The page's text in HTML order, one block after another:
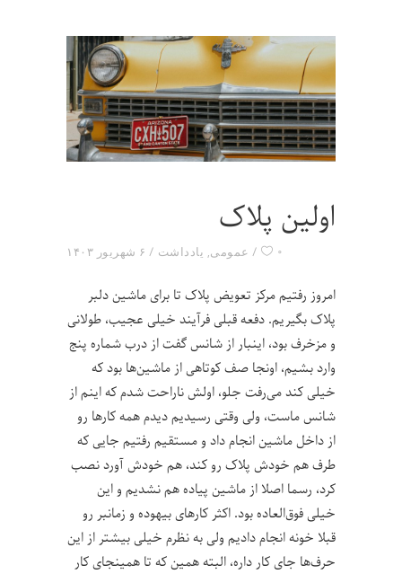
اولین پلاک
۶ شهریور ۱۴۰۳ عمومی, یادداشت ۰
امروز رفتیم مرکز تعویض پلاک تا برای ماشین دلبر
پلاک بگیریم. دفعه قبلی فرآیند خیلی عجیب، طولانی
و مزخرف بود، اینبار از شانس گفت از درب شماره پنج
وارد بشیم، اونجا صف کوتاهی از ماشین‌ها بود که
خیلی کند می‌رفت جلو، اولش ناراحت شدم که اینم از
شانس ماست، ولی وقتی رسیدیم دیدم همه کارها رو
از داخل ماشین انجام داد و مستقیم رفتیم جایی که
طرف هم خودش پلاک رو کند، هم خودش آورد نصب
کرد، رسما اصلا از ماشین پیاده هم نشدیم و این
خیلی فوق‌العاده بود. اکثر کارهای بیهوده و زمانبر رو
قبلا خونه انجام دادیم ولی به نظرم خیلی بیشتر از این
حرف‌ها جای کار داره، البته همین که تا همینجای کار